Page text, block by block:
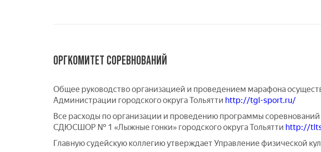
ОРГКОМИТЕТ СОРЕВНОВАНИЙ
Общее руководство организацией и проведением марафона
Администрации городского округа Тольятти http://tgl-sport.ru/
Все расходы по организации и проведению программы
СДЮСШОР № 1 «Лыжные гонки» городского округа Тольятти http://
Главную судейскую коллегию утверждает Управление физической